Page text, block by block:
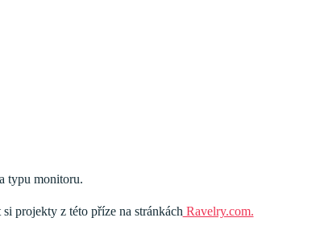
typu monitoru.
projekty z této příze na stránkách Ravelry.com.